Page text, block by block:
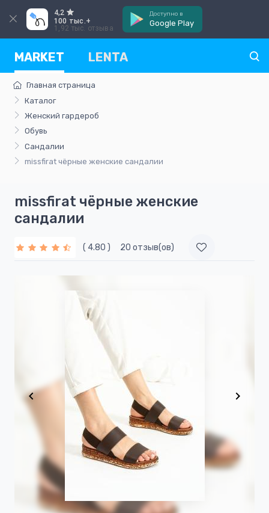
4,2
100 тыс.+
1,92 тыс. отзыва
Доступно в
Google Play
MARKET LENTA
Главная страница
Каталог
Женский гардероб
Обувь
Сандалии
missfirat чёрныe женскиe сандалии
missfirat чёрныe женскиe
сандалии
( 4.80 ) 20 отзыв(ов)